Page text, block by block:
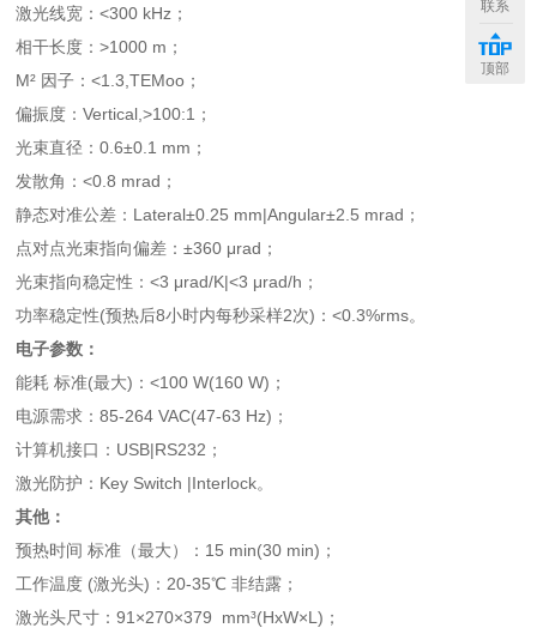
激光线宽：<300 kHz；
相干长度：>1000 m；
M² 因子：<1.3,TEMoo；
偏振度：Vertical,>100:1；
光束直径：0.6±0.1 mm；
发散角：<0.8 mrad；
静态对准公差：Lateral±0.25 mm|Angular±2.5 mrad；
点对点光束指向偏差：±360 μrad；
光束指向稳定性：<3 μrad/K|<3 μrad/h；
功率稳定性(预热后8小时内每秒采样2次)：<0.3%rms。
电子参数：
能耗 标准(最大)：<100 W(160 W)；
电源需求：85-264 VAC(47-63 Hz)；
计算机接口：USB|RS232；
激光防护：Key Switch |Interlock。
其他：
预热时间 标准（最大）：15 min(30 min)；
工作温度 (激光头)：20-35℃ 非结露；
激光头尺寸：91×270×379 mm³(HxW×L)；
联系
顶部